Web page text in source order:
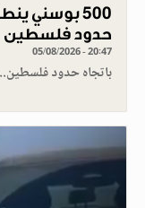
500 بوسني
حدود فلسطين
05/08/2026 - 20:47
باتجاه حدود